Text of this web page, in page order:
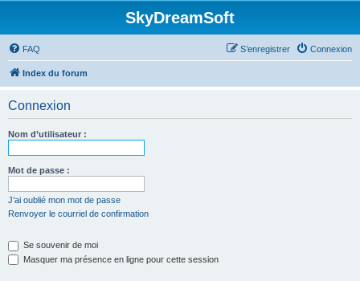
SkyDreamSoft
FAQ Connexion
S’enregistrer
Index du forum
Connexion
Nom d’utilisateur :
Mot de passe :
J’ai oublié mon mot de passe
Renvoyer le courriel de confirmation
Se souvenir de moi
Masquer ma présence en ligne pour cette session